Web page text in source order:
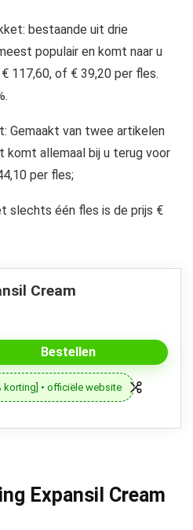
bestaande uit drie
populair en komt naar u
117,60, of € 39,20 per fles.
Gemaakt van twee artikelen
komt allemaal bij u terug voor
per fles;
slechts één fles is de prijs €
Cream
Bestellen
korting] • officiële website
Expansil Cream